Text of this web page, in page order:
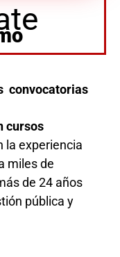
convocatorias
cursos
la experiencia
miles de
de 24 años
pública y